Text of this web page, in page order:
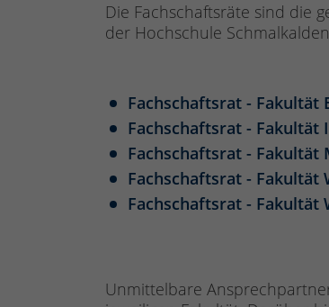
Die Fachschaftsräte sind die
der Hochschule
Fachschaftsrat - Fakultät
Fachschaftsrat -
Fachschaftsrat - Fakultät
Fachschaftsrat - Fakultät
Fachschaftsrat - Fakultät
Unmittelbare